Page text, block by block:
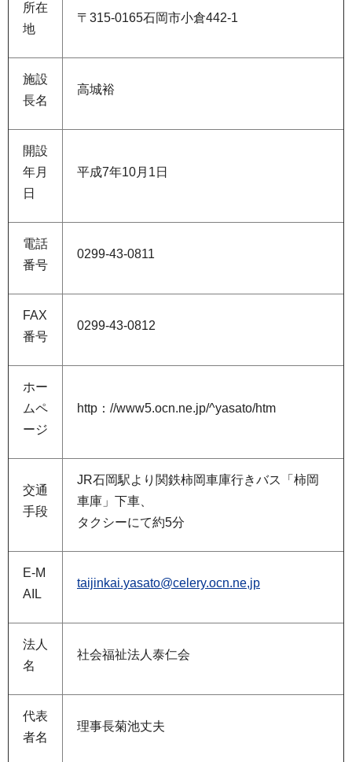
所在
地
〒315-0165石岡市小倉442-1
施設
長名
高城裕
開設
年月
日
平成7年10月1日
電話
番号
0299-43-0811
FAX
番号
0299-43-0812
ホー
ムペ
ージ
http：//www5.ocn.ne.jp/^yasato/htm
交通
手段
JR石岡駅より関鉄柿岡車庫行きバス「柿岡
車庫」下車、
タクシーにて約5分
E-M
AIL
taijinkai.yasato@celery.ocn.ne,jp
法人
名
社会福祉法人泰仁会
代表
者名
理事長菊池丈夫